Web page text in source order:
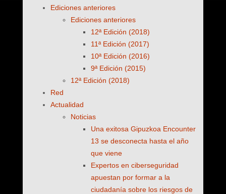
Ediciones anteriores
Ediciones anteriores
12ª Edición (2018)
11ª Edición (2017)
10ª Edición (2016)
9ª Edición (2015)
12ª Edición (2018)
Red
Actualidad
Noticias
Una exitosa Gipuzkoa Encounter
13 se desconecta hasta el año
que viene
Expertos en ciberseguridad
apuestan por formar a la
ciudadanía sobre los riesgos de